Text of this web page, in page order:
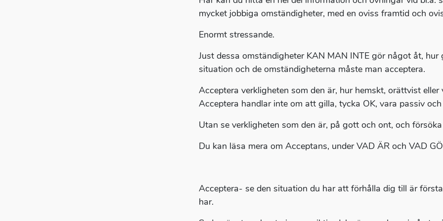
mycket jobbiga omständigheter, med en oviss framtid och
Enormt stressande.
Just dessa omständigheter KAN MAN INTE gör något åt,
situation och de omständigheterna måste man acceptera.
Acceptera verkligheten som den är, hur hemskt, orättvist
Acceptera handlar inte om att gilla, tycka OK, vara passiv och
Utan se verkligheten som den är, på gott och ont, och
Du kan läsa mera om Acceptans, under VAD ÄR och VAD
Acceptera- se den situation du har att förhålla dig till är
har.